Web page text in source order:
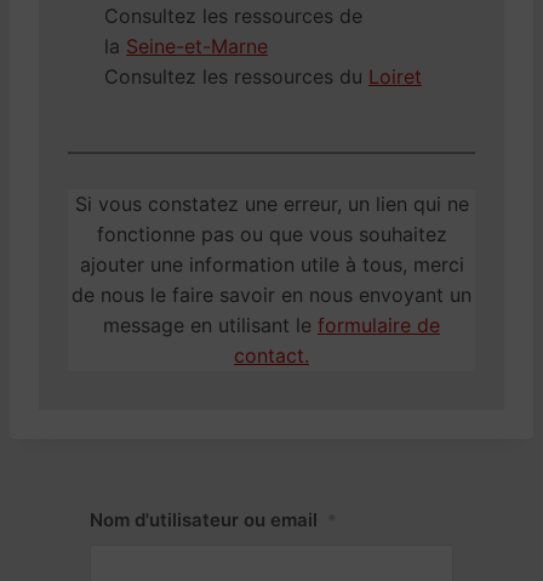
Consultez les ressources de
la Seine-et-Marne
Consultez les ressources du Loiret
Si vous constatez une erreur, un lien qui ne
fonctionne pas ou que vous souhaitez
ajouter une information utile à tous, merci
de nous le faire savoir en nous envoyant un
message en utilisant le formulaire de
contact.
Nom d'utilisateur ou email